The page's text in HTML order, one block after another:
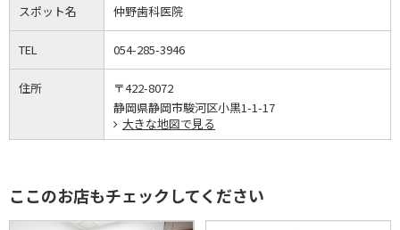
スポット名 仲野歯科医院
TEL 054-285-3946
住所
〒422-8072
静岡県静岡市駿河区小黒1-1-17
大きな地図で見る
ここのお店もチェックしてください